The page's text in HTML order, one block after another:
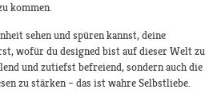
kommen.
sehen und spüren kannst, deine
wofür du designed bist auf dieser Welt zu
und zutiefst befreiend, sondern auch die
zu stärken – das ist wahre Selbstliebe.